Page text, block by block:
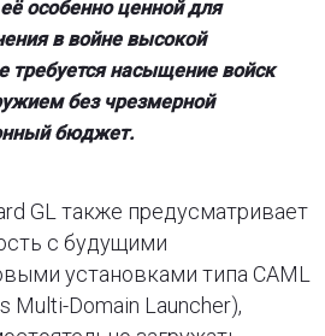
особенно ценной для
в войне высокой
требуется насыщение войск
без чрезмерной
бюджет.
GL также предусматривает
с будущими
установками типа CAML
Multi-Domain Launcher),